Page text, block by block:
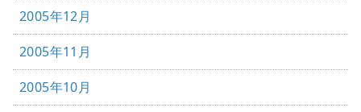
2005年12月
2005年11月
2005年10月